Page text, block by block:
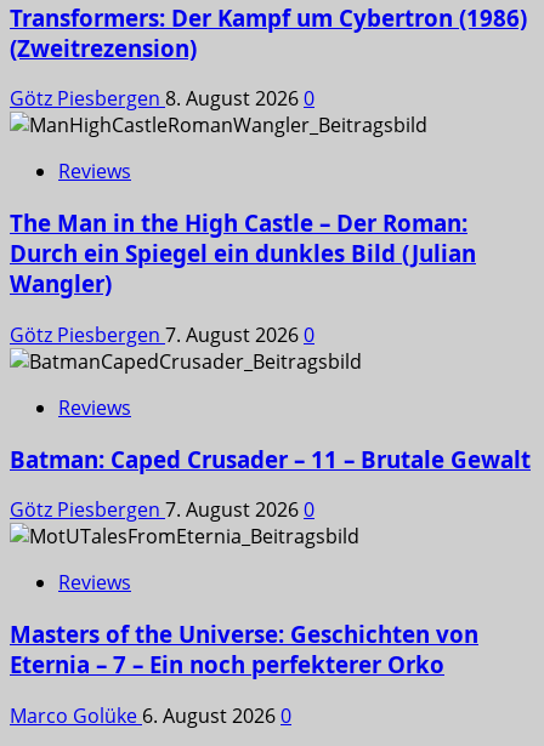
Transformers: Der Kampf um Cybertron (1986)
(Zweitrezension)
Götz Piesbergen 8. August 20260
Reviews
The Man in the High Castle – Der Roman:
Durch ein Spiegel ein dunkles Bild (Julian
Wangler)
Götz Piesbergen 7. August 20260
Reviews
Batman: Caped Crusader – 11 – Brutale Gewalt
Götz Piesbergen 7. August 20260
Reviews
Masters of the Universe: Geschichten von
Eternia – 7 – Ein noch perfekterer Orko
Marco Golüke 6. August 20260